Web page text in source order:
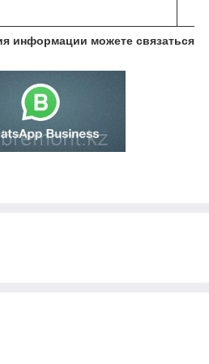
информации можете связаться